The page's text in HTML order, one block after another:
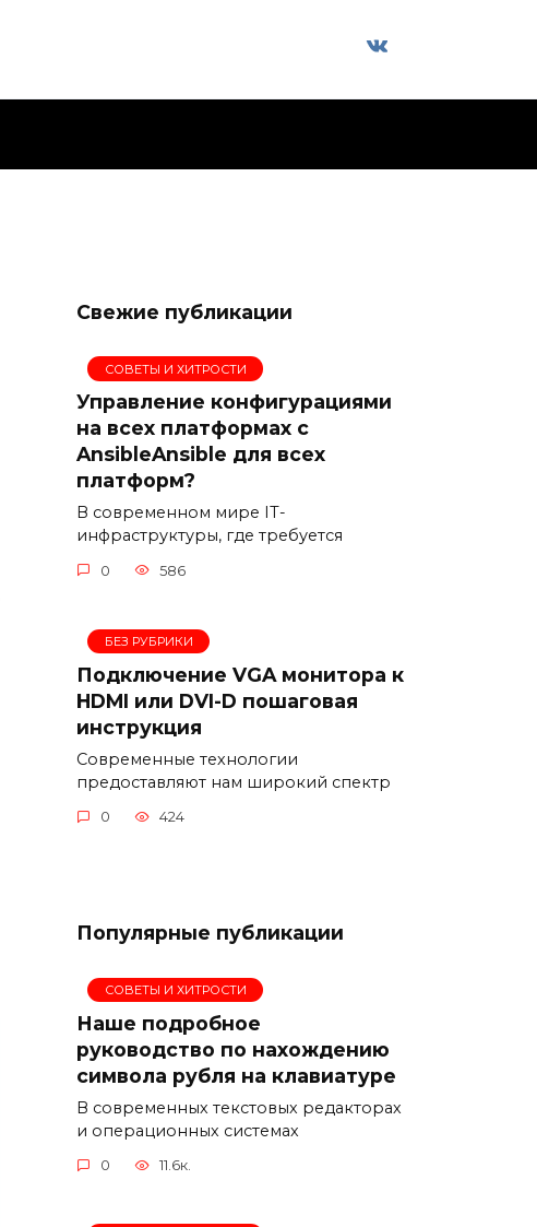
Свежие публикации
СОВЕТЫ И ХИТРОСТИ
Управление конфигурациями
на всех платформах с
AnsibleAnsible для всех
платформ?
В современном мире IT-
инфраструктуры, где требуется
0 586
БЕЗ РУБРИКИ
Подключение VGA монитора к
HDMI или DVI-D пошаговая
инструкция
Современные технологии
предоставляют нам широкий спектр
0 424
Популярные публикации
СОВЕТЫ И ХИТРОСТИ
Наше подробное
руководство по нахождению
символа рубля на клавиатуре
В современных текстовых редакторах
и операционных системах
0 11.6к.